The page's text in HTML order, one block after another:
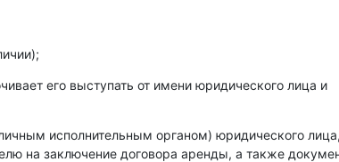
его выступать от имени юридического лица и
исполнительным органом) юридического лица,
на заключение договора аренды, а также